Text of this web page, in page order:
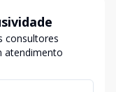
consultores
atendimento